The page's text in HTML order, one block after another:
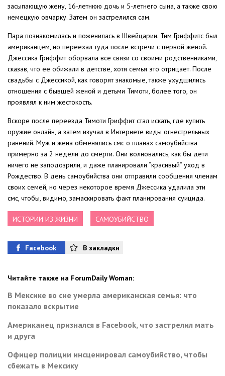
засыпающую жену, 16-летнюю дочь и 5-летнего сына, а также свою
немецкую овчарку. Затем он застрелился сам.
Пара познакомилась и поженилась в Швейцарии. Тим Гриффитс был
американцем, но переехал туда после встречи с первой женой.
Джессика Гриффит оборвала все связи со своими родственниками,
сказав, что ее обижали в детстве, хотя семья это отрицает. После
свадьбы с Джессикой, как говорят знакомые, также ухудшились
отношения с бывшей женой и детьми Тимоти, более того, он
проявлял к ним жестокость.
Вскоре после переезда Тимоти Гриффит стал искать, где купить
оружие онлайн, а затем изучал в Интернете виды огнестрельных
ранений. Муж и жена обменялись смс о планах самоубийства
примерно за 2 недели до смерти. Они волновались, как бы дети
ничего не заподозрили, и даже планировали “красивый” уход в
Рождество. В день самоубийства они отправили сообщения членам
своих семей, но через некоторое время Джессика удалила эти
смс, чтобы, видимо, замаскировать факт планирования суицида.
ИСТОРИИ ИЗ ЖИЗНИ САМОУБИЙСТВО
Facebook В закладки
Читайте также на ForumDaily Woman:
В Мексике во сне умерла американская семья: что
показало вскрытие
Американец признался в Facebook, что застрелил мать
и друга
Офицер полиции инсценировал самоубийство, чтобы
сбежать в Мексику